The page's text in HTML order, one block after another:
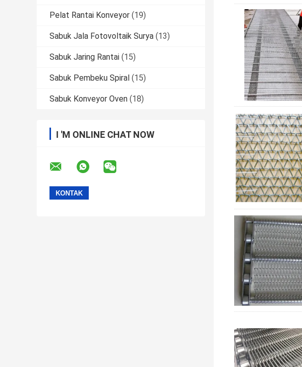
Pelat Rantai Konveyor (19)
Sabuk Jala Fotovoltaik Surya (13)
Sabuk Jaring Rantai (15)
Sabuk Pembeku Spiral (15)
Sabuk Konveyor Oven (18)
I 'M ONLINE CHAT NOW